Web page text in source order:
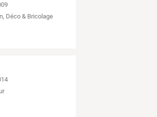
Déco & Bricolage